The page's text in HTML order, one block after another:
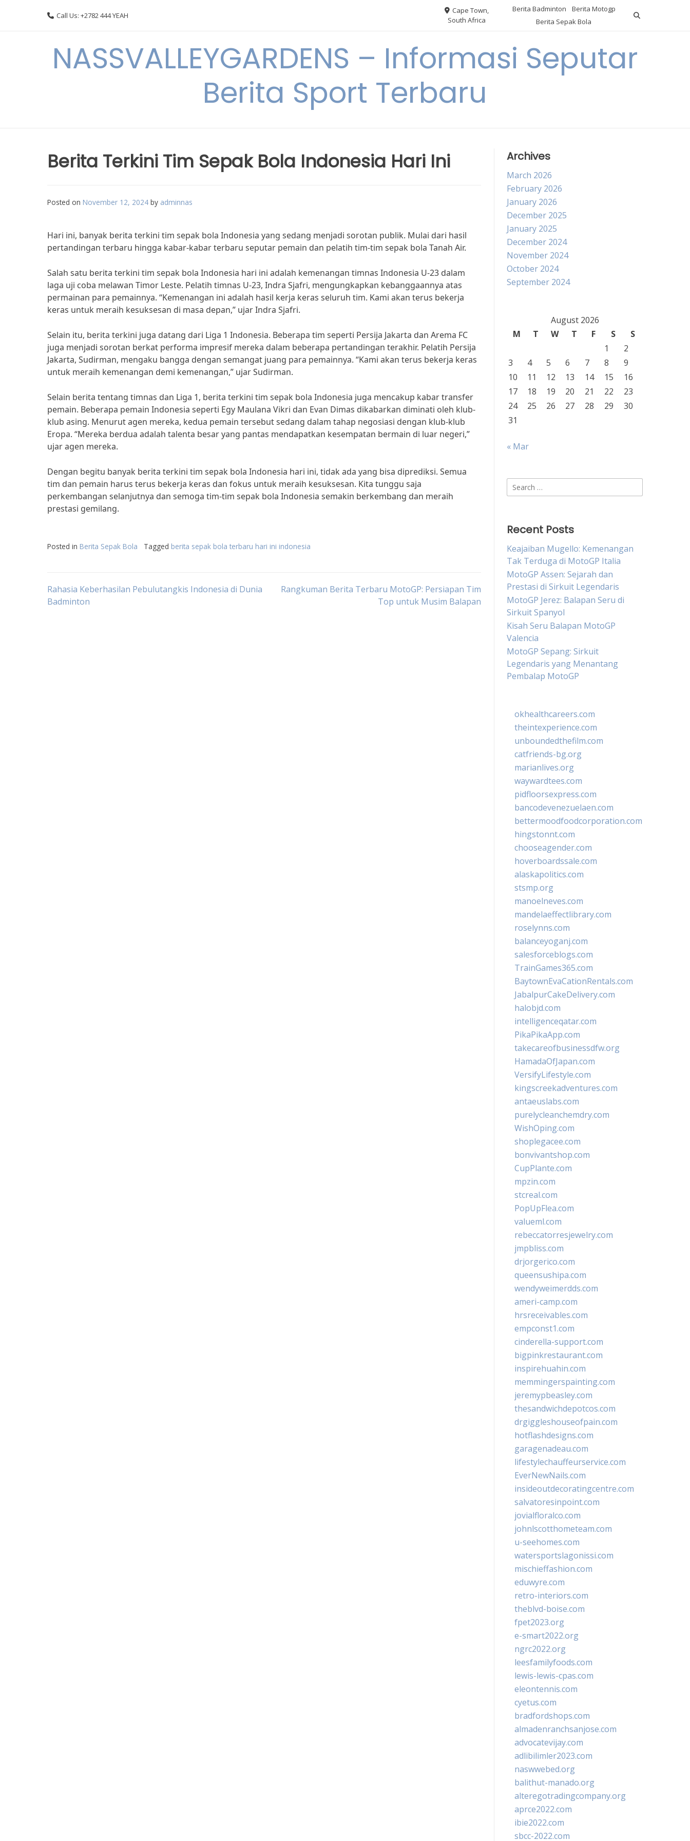
Call Us: +2782 444 YEAH
Cape Town,
South Africa
Berita Badminton
Berita Motogp
Berita Sepak Bola
NASSVALLEYGARDENS – Informasi Seputar
Berita Sport Terbaru
Berita Terkini Tim Sepak Bola Indonesia Hari Ini
Posted on November 12, 2024 by adminnas
Hari ini, banyak berita terkini tim sepak bola Indonesia yang sedang menjadi sorotan publik. Mulai dari hasil
pertandingan terbaru hingga kabar-kabar terbaru seputar pemain dan pelatih tim-tim sepak bola Tanah Air.
Salah satu berita terkini tim sepak bola Indonesia hari ini adalah kemenangan timnas Indonesia U-23 dalam
laga uji coba melawan Timor Leste. Pelatih timnas U-23, Indra Sjafri, mengungkapkan kebanggaannya atas
permainan para pemainnya. “Kemenangan ini adalah hasil kerja keras seluruh tim. Kami akan terus bekerja
keras untuk meraih kesuksesan di masa depan,” ujar Indra Sjafri.
Selain itu, berita terkini juga datang dari Liga 1 Indonesia. Beberapa tim seperti Persija Jakarta dan Arema FC
juga menjadi sorotan berkat performa impresif mereka dalam beberapa pertandingan terakhir. Pelatih Persija
Jakarta, Sudirman, mengaku bangga dengan semangat juang para pemainnya. “Kami akan terus bekerja keras
untuk meraih kemenangan demi kemenangan,” ujar Sudirman.
Selain berita tentang timnas dan Liga 1, berita terkini tim sepak bola Indonesia juga mencakup kabar transfer
pemain. Beberapa pemain Indonesia seperti Egy Maulana Vikri dan Evan Dimas dikabarkan diminati oleh klub-
klub asing. Menurut agen mereka, kedua pemain tersebut sedang dalam tahap negosiasi dengan klub-klub
Eropa. “Mereka berdua adalah talenta besar yang pantas mendapatkan kesempatan bermain di luar negeri,”
ujar agen mereka.
Dengan begitu banyak berita terkini tim sepak bola Indonesia hari ini, tidak ada yang bisa diprediksi. Semua
tim dan pemain harus terus bekerja keras dan fokus untuk meraih kesuksesan. Kita tunggu saja
perkembangan selanjutnya dan semoga tim-tim sepak bola Indonesia semakin berkembang dan meraih
prestasi gemilang.
Posted in Berita Sepak Bola Tagged berita sepak bola terbaru hari ini indonesia
Post
Rahasia Keberhasilan Pebulutangkis Indonesia di Dunia
Badminton
Rangkuman Berita Terbaru MotoGP: Persiapan Tim
Top untuk Musim Balapan
Archives
March 2026
February 2026
January 2026
December 2025
January 2025
December 2024
November 2024
October 2024
September 2024
August 2026
M
T W T F S
S
1
2
3
4 5 6 7 8
9
10
11 12 13 14 15
16
17
18 19 20 21 22
23
24
25 26 27 28 29
30
31
« Mar
Search
for:
Recent Posts
Keajaiban Mugello: Kemenangan
Tak Terduga di MotoGP Italia
MotoGP Assen: Sejarah dan
Prestasi di Sirkuit Legendaris
MotoGP Jerez: Balapan Seru di
Sirkuit Spanyol
Kisah Seru Balapan MotoGP
Valencia
MotoGP Sepang: Sirkuit
Legendaris yang Menantang
Pembalap MotoGP
okhealthcareers.com
theintexperience.com
unboundedthefilm.com
catfriends-bg.org
marianlives.org
waywardtees.com
pidfloorsexpress.com
bancodevenezuelaen.com
bettermoodfoodcorporation.com
hingstonnt.com
chooseagender.com
hoverboardssale.com
alaskapolitics.com
stsmp.org
manoelneves.com
mandelaeffectlibrary.com
roselynns.com
balanceyoganj.com
salesforceblogs.com
TrainGames365.com
BaytownEvaCationRentals.com
JabalpurCakeDelivery.com
halobjd.com
intelligenceqatar.com
PikaPikaApp.com
takecareofbusinessdfw.org
HamadaOfJapan.com
VersifyLifestyle.com
kingscreekadventures.com
antaeuslabs.com
purelycleanchemdry.com
WishOping.com
shoplegacee.com
bonvivantshop.com
CupPlante.com
mpzin.com
stcreal.com
PopUpFlea.com
valueml.com
rebeccatorresjewelry.com
jmpbliss.com
drjorgerico.com
queensushipa.com
wendyweimerdds.com
ameri-camp.com
hrsreceivables.com
empconst1.com
cinderella-support.com
bigpinkrestaurant.com
inspirehuahin.com
memmingerspainting.com
jeremypbeasley.com
thesandwichdepotcos.com
drgiggleshouseofpain.com
hotflashdesigns.com
garagenadeau.com
lifestylechauffeurservice.com
EverNewNails.com
insideoutdecoratingcentre.com
salvatoresinpoint.com
jovialfloralco.com
johnlscotthometeam.com
u-seehomes.com
watersportslagonissi.com
mischieffashion.com
eduwyre.com
retro-interiors.com
theblvd-boise.com
fpet2023.org
e-smart2022.org
ngrc2022.org
leesfamilyfoods.com
lewis-lewis-cpas.com
eleontennis.com
cyetus.com
bradfordshops.com
almadenranchsanjose.com
advocatevijay.com
adlibilimler2023.com
naswwebed.org
balithut-manado.org
alteregotradingcompany.org
aprce2022.com
ibie2022.com
sbcc-2022.com